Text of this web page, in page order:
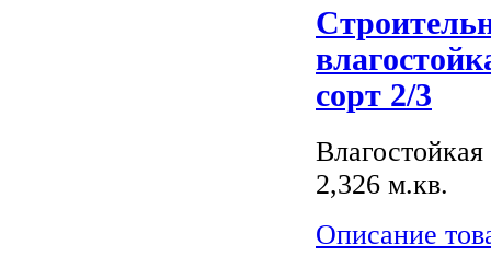
сорт 2/3
2,326 м.кв.
Описание